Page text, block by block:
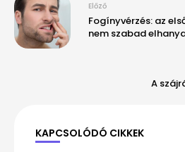
Előző
Fogínyvérzés: az
nem szabad
A
KAPCSOLÓDÓ CIKKEK